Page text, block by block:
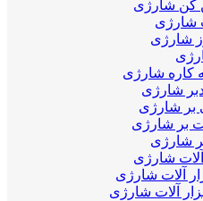
کن شارژی
شارژی
شارژی
کاره شارژی
شارژی
بر شارژی
بر شارژی
شارژی
آلات شارژی
آلات شارژی
آلات شارژی